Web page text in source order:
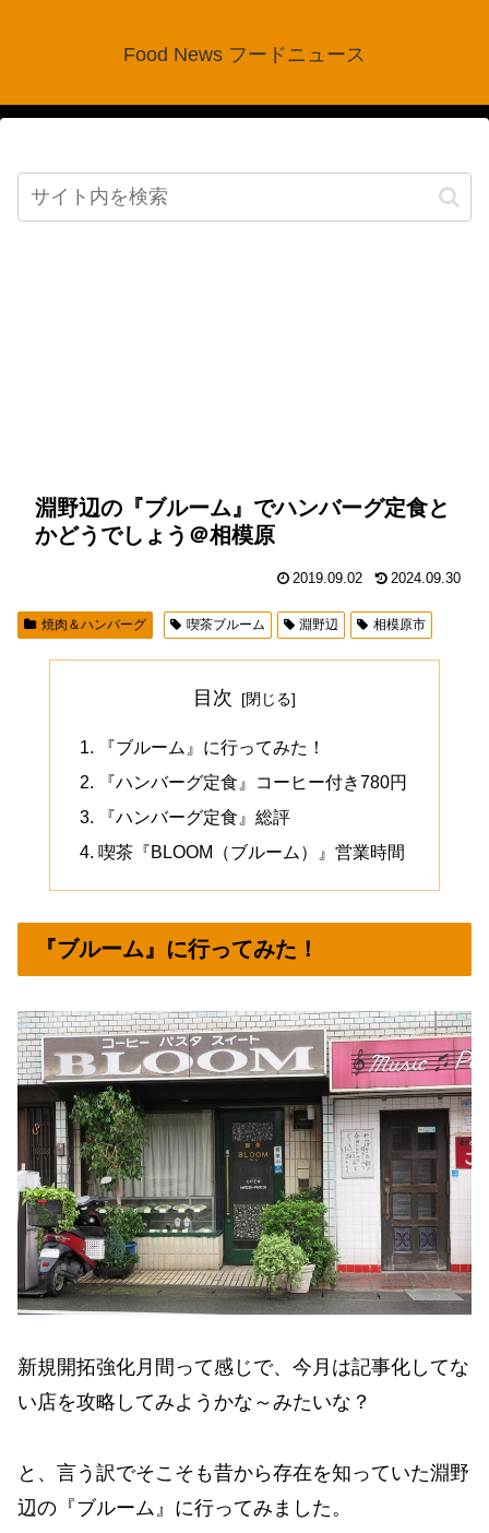
Food News フードニュース
淵野辺の『ブルーム』でハンバーグ定食と
かどうでしょう＠相模原
2019.09.02 2024.09.30
焼肉＆ハンバーグ 喫茶ブルーム 淵野辺 相模原市
目次
『ブルーム』に行ってみた！
『ハンバーグ定食』コーヒー付き780円
『ハンバーグ定食』総評
喫茶『BLOOM（ブルーム）』営業時間
『ブルーム』に行ってみた！
新規開拓強化月間って感じで、今月は記事化してな
い店を攻略してみようかな～みたいな？
と、言う訳でそこそも昔から存在を知っていた淵野
辺の『ブルーム』に行ってみました。